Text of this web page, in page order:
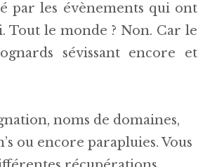
par les évènements qui ont
Tout le monde ? Non. Car le
sévissant encore et
noms de domaines,
ou encore parapluies. Vous